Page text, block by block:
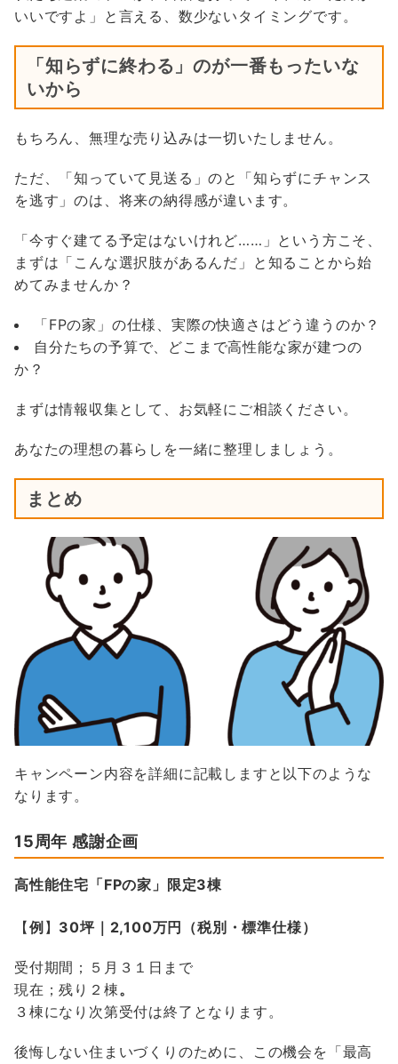
いいですよ」と言える、数少ないタイミングです。
「知らずに終わる」のが一番もったいな
いから
もちろん、無理な売り込みは一切いたしません。
ただ、「知っていて見送る」のと「知らずにチャンス
を逃す」のは、将来の納得感が違います。
「今すぐ建てる予定はないけれど……」という方こそ、
まずは「こんな選択肢があるんだ」と知ることから始
めてみませんか？
「FPの家」の仕様、実際の快適さはどう違うのか？
自分たちの予算で、どこまで高性能な家が建つの
か？
まずは情報収集として、お気軽にご相談ください。
あなたの理想の暮らしを一緒に整理しましょう。
まとめ
キャンペーン内容を詳細に記載しますと以下のような
なります。
15周年 感謝企画
高性能住宅「FPの家」限定3棟
【例 】 30坪｜2,100万円（税別・標準仕様）
受付期間；５月３１日まで
現在；残り２棟。
３棟になり次第受付は終了となります。
後悔しない住まいづくりのために、この機会を「最高